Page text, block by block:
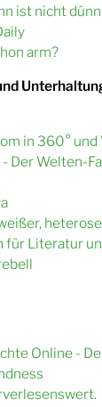
ist nicht
arm?
in 360° und
- Der Welten-
für Literatur
Online -